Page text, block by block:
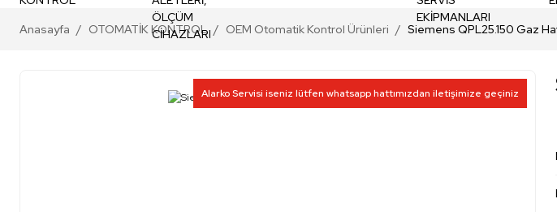
Anasayfa OTOMATİK KONTROL OEM Otomatik Kontrol Ürünleri Siemens QPL25.150 Gaz
Alarko Servisi iseniz lütfen whatsapp hattımızdan iletişimize geçiniz